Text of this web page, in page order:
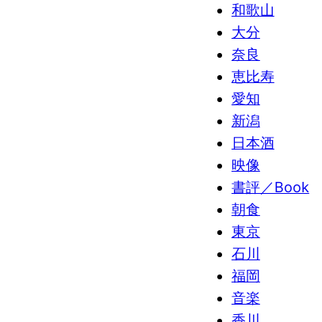
和歌山
大分
奈良
恵比寿
愛知
新潟
日本酒
映像
書評／Book
朝食
東京
石川
福岡
音楽